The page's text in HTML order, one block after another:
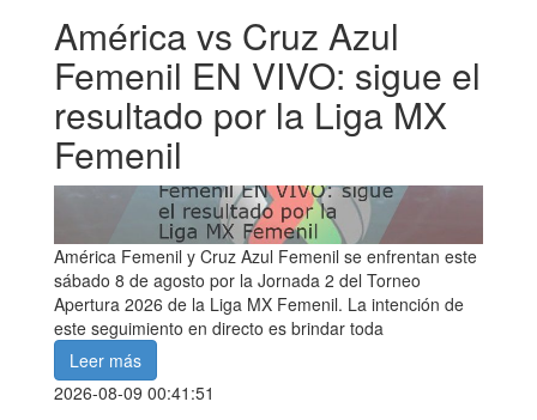
América vs Cruz Azul
Femenil EN VIVO: sigue el
resultado por la Liga MX
Femenil
América Femenil y Cruz Azul Femenil se enfrentan este
sábado 8 de agosto por la Jornada 2 del Torneo
Apertura 2026 de la Liga MX Femenil. La intención de
este seguimiento en directo es brindar toda
Leer más
2026-08-09 00:41:51